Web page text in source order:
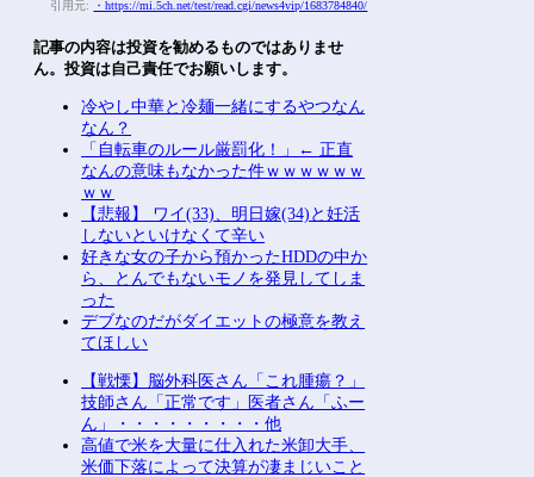
引用元: ・https://mi.5ch.net/test/read.cgi/news4vip/1683784840/
記事の内容は投資を勧めるものではありませ
ん。投資は自己責任でお願いします。
冷やし中華と冷麺一緒にするやつなん
なん？
「自転車のルール厳罰化！」← 正直
なんの意味もなかった件ｗｗｗｗｗｗ
ｗｗ
【悲報】 ワイ(33)、明日嫁(34)と妊活
しないといけなくて辛い
好きな女の子から預かったHDDの中か
ら、とんでもないモノを発見してしま
った
デブなのだがダイエットの極意を教え
てほしい
【戦慄】脳外科医さん「これ腫瘍？」
技師さん「正常です」医者さん「ふー
ん」・・・・・・・・・他
高値で米を大量に仕入れた米卸大手、
米価下落によって決算が凄まじいこと